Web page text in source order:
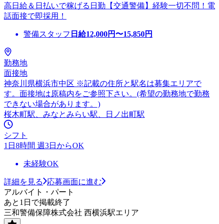
高日給＆日払いで稼げる日勤【交通警備】経験一切不問！電
話面接で即採用！
警備スタッフ 日給12,000円〜15,850円
勤務地
面接地
神奈川県横浜市中区 ※記載の住所と駅名は募集エリアで
す。面接地は原稿内をご参照下さい。(希望の勤務地で勤務
できない場合があります。)
桜木町駅、みなとみらい駅、日ノ出町駅
シフト
1日8時間 週3日からOK
未経験OK
詳細を見る
応募画面に進む
アルバイト・パート
あと1日で掲載終了
三和警備保障株式会社 西横浜駅エリア